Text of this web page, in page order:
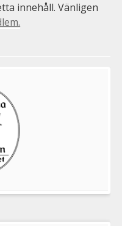
innehåll. Vänligen